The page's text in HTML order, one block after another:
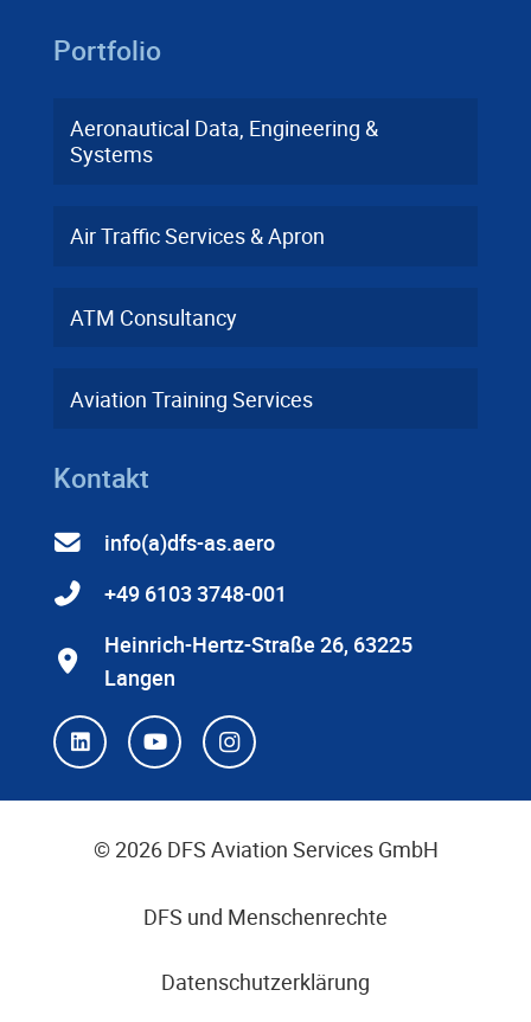
Portfolio
Aeronautical Data, Engineering &
Systems
Air Traffic Services & Apron
ATM Consultancy
Aviation Training Services
Kontakt
info(a)dfs-as.aero
+49 6103 3748-001
Heinrich-Hertz-Straße 26, 63225
Langen
© 2026 DFS Aviation Services GmbH
DFS und Menschenrechte
Datenschutzerklärung